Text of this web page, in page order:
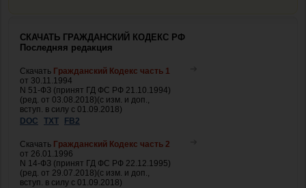
СКАЧАТЬ ГРАЖДАНСКИЙ КОДЕКС РФ
Последняя редакция
Скачать Гражданский Кодекс часть 1
от 30.11.1994
N 51-ФЗ (принят ГД ФС РФ 21.10.1994)
(ред. от 03.08.2018)(с изм. и доп.,
вступ. в силу с 01.09.2018)
DOC
TXT FB2
Скачать Гражданский Кодекс часть 2
от 26.01.1996
N 14-ФЗ (принят ГД ФС РФ 22.12.1995)
(ред. от 29.07.2018)(с изм. и доп.,
вступ. в силу с 01.09.2018)